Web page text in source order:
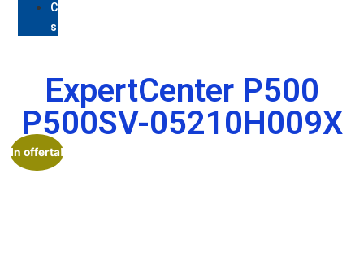
Chi
siamo/Assistenza
ExpertCenter P500
P500SV-05210H009X
In offerta!